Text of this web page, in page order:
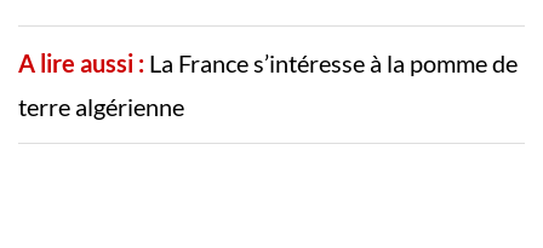
A lire aussi : La France s’intéresse à la pomme de
terre algérienne